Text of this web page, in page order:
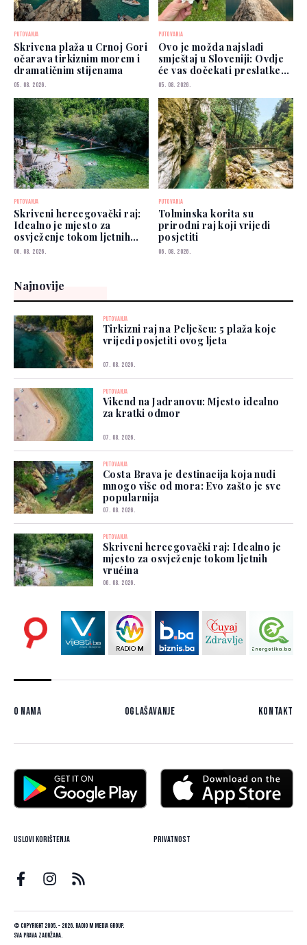
PUTOVANJA
Skrivena plaža u Crnoj Gori
očarava tirkiznim morem i
dramatičnim stijenama
05. 08. 2026.
PUTOVANJA
Ovo je možda najslađi
smještaj u Sloveniji: Ovdje
će vas dočekati preslatke
koze
05. 08. 2026.
PUTOVANJA
Skriveni hercegovački raj:
Idealno je mjesto za
osvježenje tokom ljetnih
vrućina
06. 08. 2026.
PUTOVANJA
Tolminska korita su
prirodni raj koji vrijedi
posjetiti
06. 08. 2026.
Najnovije
PUTOVANJA
Tirkizni raj na Pelješcu: 5 plaža koje
vrijedi posjetiti ovog ljeta
07. 08. 2026.
PUTOVANJA
Vikend na Jadranovu: Mjesto idealno
za kratki odmor
07. 08. 2026.
PUTOVANJA
Costa Brava je destinacija koja nudi
mnogo više od mora: Evo zašto je sve
popularnija
07. 08. 2026.
PUTOVANJA
Skriveni hercegovački raj: Idealno je
mjesto za osvježenje tokom ljetnih
vrućina
06. 08. 2026.
O nama Oglašavanje Kontakt
Uslovi korištenja Privatnost
© Copyright 2005. - 2026. Radio M Media Group.
Sva prava zadržana.